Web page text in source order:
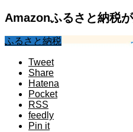
Amazonふるさと納税
ふるさと納税
Tweet
Share
Hatena
Pocket
RSS
feedly
Pin it